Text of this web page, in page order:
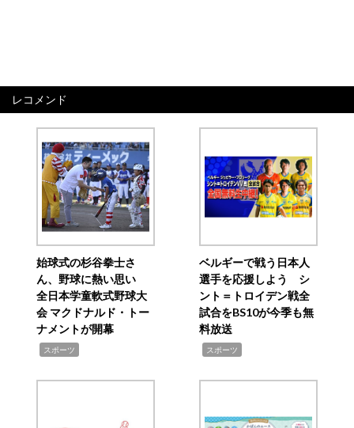
レコメンド
始球式の杉谷拳士さ
ん、野球に熱い思い
全日本学童軟式野球大
会 マクドナルド・トー
ナメントが開幕
スポーツ
ベルギーで戦う日本人
選手を応援しよう シ
ント＝トロイデン戦全
試合をBS10が今季も無
料放送
スポーツ